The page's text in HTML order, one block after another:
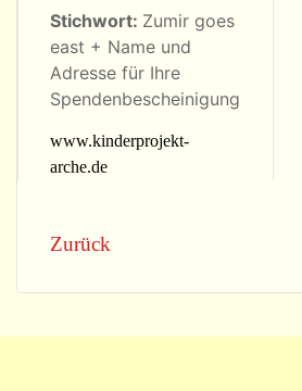
Stichwort: Zumir goes
east + Name und
Adresse für Ihre
Spendenbescheinigung
www.kinderprojekt-
arche.de
Zurück